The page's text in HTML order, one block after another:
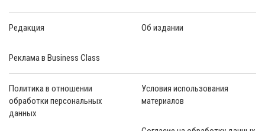
Редакция Об издании
Реклама в Business Class
Политика в отношении
обработки персональных
данных
Условия использования
материалов